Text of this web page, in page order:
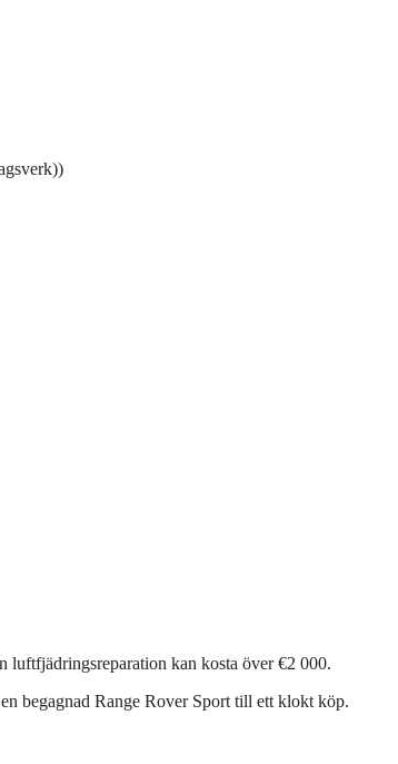
luftfjädringsreparation kan kosta över €2 000.
begagnad Range Rover Sport till ett klokt köp.